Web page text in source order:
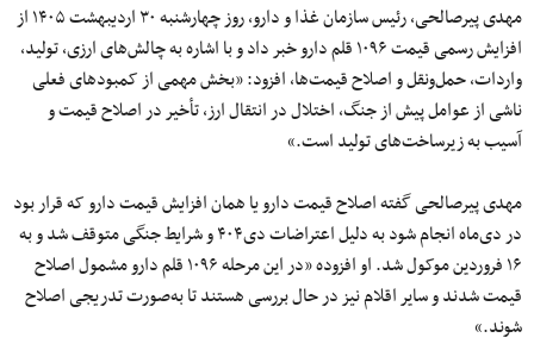
مهدی پیرصالحی، رئیس سازمان غذا و دارو، روز چهارشنبه ۳۰ اردیبهشت ۱۴۰۵ از
افزایش رسمی قیمت ۱۰۹۶ قلم دارو خبر داد و با اشاره به چالش‌های ارزی، تولید،
واردات، حمل‌ونقل و اصلاح قیمت‌ها، افزود: «بخش مهمی از کمبودهای فعلی
ناشی از عوامل پیش از جنگ، اختلال در انتقال ارز، تأخیر در اصلاح قیمت و
آسیب به زیرساخت‌های تولید است.»
مهدی پیرصالحی گفته اصلاح قیمت دارو یا همان افزایش قیمت دارو که قرار بود
در دی‌ماه انجام شود به دلیل اعتراضات دی۴۰۴ و شرایط جنگی متوقف شد و به
۱۶ فروردین موکول شد. او افزوده «در این مرحله ۱۰۹۶ قلم دارو مشمول اصلاح
قیمت شدند و سایر اقلام نیز در حال بررسی هستند تا به‌صورت تدریجی اصلاح
شوند.»